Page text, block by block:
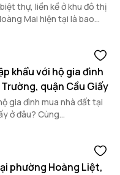
thự, liền kề ở khu đô thị
Mai hiện tại là bao
khẩu với hộ gia đình
quận Cầu Giấy
gia đình mua nhà đất tại
ở đâu? Cùng
phường Hoàng Liệt,